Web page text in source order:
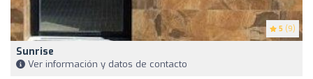
5 (9)
Sunrise
Ver información y datos de contacto